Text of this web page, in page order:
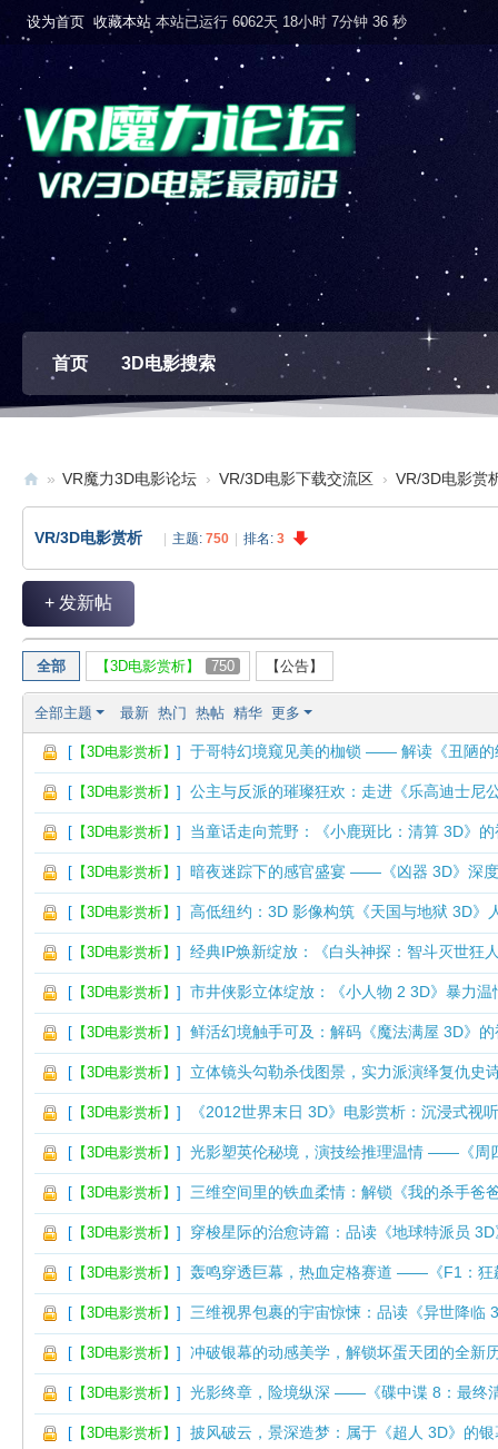
设为首页 收藏本站 本站已运行 6062天 18小时 7分钟 37 秒
首页 3D电影搜索
V
R
魔
论
坛
» VR魔力3D电影论坛 › VR/3D电影下载交流区 › VR/3D电影赏
VR/3D电影赏析 主题: 750 排名: 3
+ 发新帖
全部 【3D电影赏析】 750 【公告】
全部主题 最新 热门 热帖 精华 更多
[ 【3D电影赏析】 ] 于哥特幻境窥见美的枷锁 —— 解读《丑陋的
[ 【3D电影赏析】 ] 公主与反派的璀璨狂欢：走进《乐高迪士尼
[ 【3D电影赏析】 ] 当童话走向荒野：《小鹿斑比：清算 3D》
[ 【3D电影赏析】 ] 暗夜迷踪下的感官盛宴 ——《凶器 3D》深
[ 【3D电影赏析】 ] 高低纽约：3D 影像构筑《天国与地狱 3D》
[ 【3D电影赏析】 ] 经典IP焕新绽放：《白头神探：智斗灭世狂
[ 【3D电影赏析】 ] 市井侠影立体绽放：《小人物 2 3D》暴力温
[ 【3D电影赏析】 ] 鲜活幻境触手可及：解码《魔法满屋 3D》
[ 【3D电影赏析】 ] 立体镜头勾勒杀伐图景，实力派演绎复仇史
[ 【3D电影赏析】 ] 《2012世界末日 3D》电影赏析：沉浸式视
[ 【3D电影赏析】 ] 光影塑英伦秘境，演技绘推理温情 ——《周
[ 【3D电影赏析】 ] 三维空间里的铁血柔情：解锁《我的杀手爸
[ 【3D电影赏析】 ] 穿梭星际的治愈诗篇：品读《地球特派员
[ 【3D电影赏析】 ] 轰鸣穿透巨幕，热血定格赛道 ——《F1：狂
[ 【3D电影赏析】 ] 三维视界包裹的宇宙惊悚：品读《异世降临
[ 【3D电影赏析】 ] 冲破银幕的动感美学，解锁坏蛋天团的全
[ 【3D电影赏析】 ] 光影终章，险境纵深 ——《碟中谍 8：最终
[ 【3D电影赏析】 ] 披风破云，景深造梦：属于《超人 3D》的